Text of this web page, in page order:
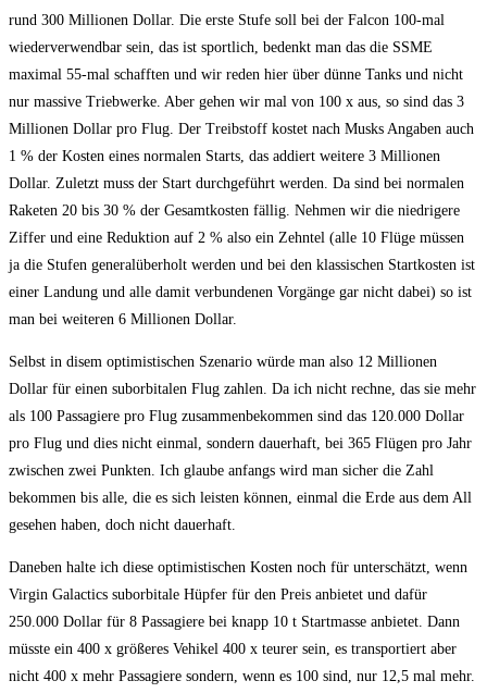
rund 300 Millionen Dollar. Die erste Stufe soll bei der Falcon 100-mal
wiederverwendbar sein, das ist sportlich, bedenkt man das die SSME
maximal 55-mal schafften und wir reden hier über dünne Tanks und nicht
nur massive Triebwerke. Aber gehen wir mal von 100 x aus, so sind das 3
Millionen Dollar pro Flug. Der Treibstoff kostet nach Musks Angaben auch
1 % der Kosten eines normalen Starts, das addiert weitere 3 Millionen
Dollar. Zuletzt muss der Start durchgeführt werden. Da sind bei normalen
Raketen 20 bis 30 % der Gesamtkosten fällig. Nehmen wir die niedrigere
Ziffer und eine Reduktion auf 2 % also ein Zehntel (alle 10 Flüge müssen
ja die Stufen generalüberholt werden und bei den klassischen Startkosten ist
einer Landung und alle damit verbundenen Vorgänge gar nicht dabei) so ist
man bei weiteren 6 Millionen Dollar.
Selbst in disem optimistischen Szenario würde man also 12 Millionen
Dollar für einen suborbitalen Flug zahlen. Da ich nicht rechne, das sie mehr
als 100 Passagiere pro Flug zusammenbekommen sind das 120.000 Dollar
pro Flug und dies nicht einmal, sondern dauerhaft, bei 365 Flügen pro Jahr
zwischen zwei Punkten. Ich glaube anfangs wird man sicher die Zahl
bekommen bis alle, die es sich leisten können, einmal die Erde aus dem All
gesehen haben, doch nicht dauerhaft.
Daneben halte ich diese optimistischen Kosten noch für unterschätzt, wenn
Virgin Galactics suborbitale Hüpfer für den Preis anbietet und dafür
250.000 Dollar für 8 Passagiere bei knapp 10 t Startmasse anbietet. Dann
müsste ein 400 x größeres Vehikel 400 x teurer sein, es transportiert aber
nicht 400 x mehr Passagiere sondern, wenn es 100 sind, nur 12,5 mal mehr.